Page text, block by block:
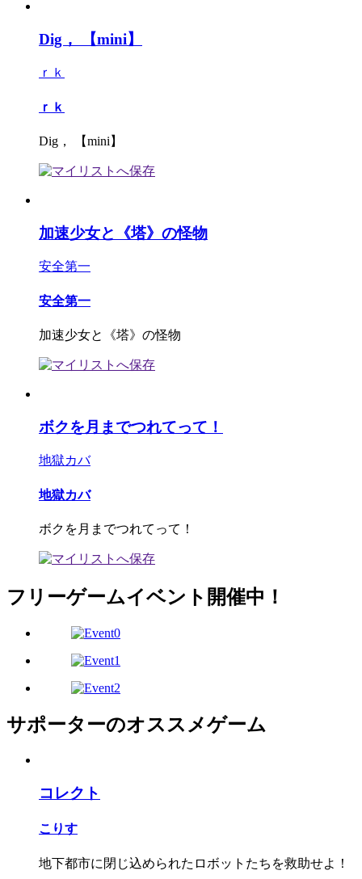
Dig， 【mini】
ｒｋ
ｒｋ
Dig， 【mini】
加速少女と《塔》の怪物
安全第一
安全第一
加速少女と《塔》の怪物
ボクを月までつれてって！
地獄カバ
地獄カバ
ボクを月までつれてって！
フリーゲームイベント開催中！
サポーターのオススメゲーム
コレクト
こりす
地下都市に閉じ込められたロボットたちを救助せよ！